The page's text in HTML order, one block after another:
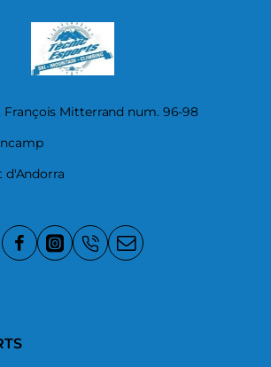
François Mitterrand num. 96-98
d'Andorra